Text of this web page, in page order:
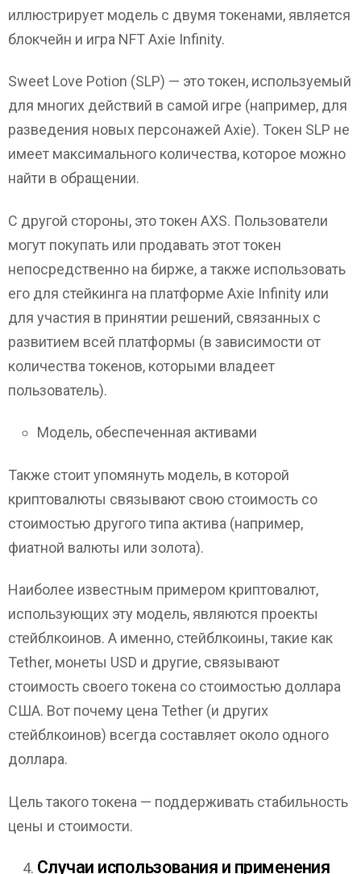
иллюстрирует модель с двумя токенами, является
блокчейн и игра NFT Axie Infinity.
Sweet Love Potion (SLP) — это токен, используемый
для многих действий в самой игре (например, для
разведения новых персонажей Axie). Токен SLP не
имеет максимального количества, которое можно
найти в обращении.
С другой стороны, это токен AXS. Пользователи
могут покупать или продавать этот токен
непосредственно на бирже, а также использовать
его для стейкинга на платформе Axie Infinity или
для участия в принятии решений, связанных с
развитием всей платформы (в зависимости от
количества токенов, которыми владеет
пользователь).
Модель, обеспеченная активами
Также стоит упомянуть модель, в которой
криптовалюты связывают свою стоимость со
стоимостью другого типа актива (например,
фиатной валюты или золота).
Наиболее известным примером криптовалют,
использующих эту модель, являются проекты
стейблкоинов. А именно, стейблкоины, такие как
Tether, монеты USD и другие, связывают
стоимость своего токена со стоимостью доллара
США. Вот почему цена Tether (и других
стейблкоинов) всегда составляет около одного
доллара.
Цель такого токена — поддерживать стабильность
цены и стоимости.
Случаи использования и применения